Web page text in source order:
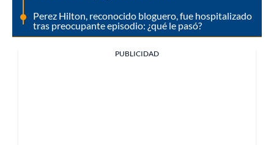
Perez Hilton, reconocido bloguero, fue hospitalizado
tras preocupante episodio: ¿qué le pasó?
PUBLICIDAD